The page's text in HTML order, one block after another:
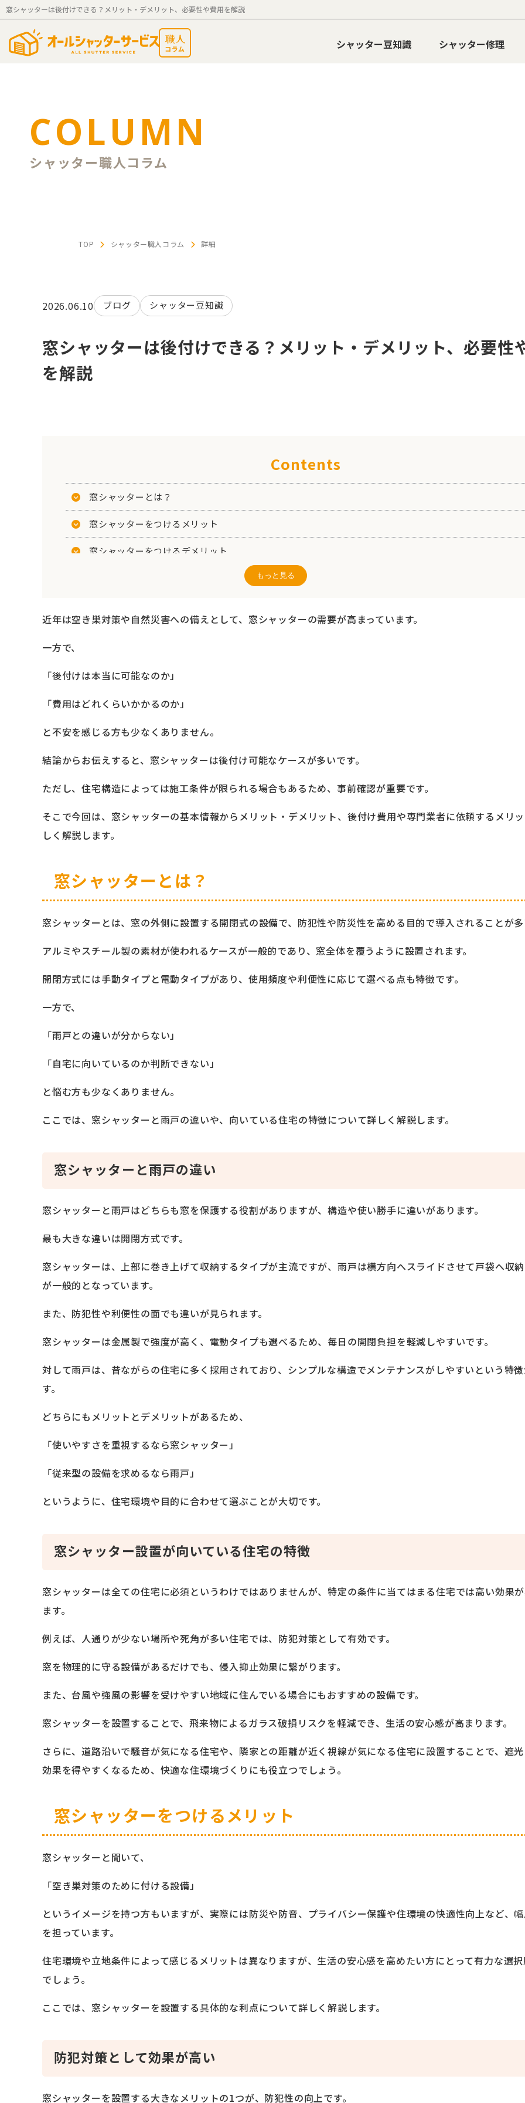
シャッター豆知識 シャッター修理
窓シャッターは後付けできる？メリット・デメリット、必要性や費用を解説
COLUMN
シャッター職人コラム
TOP シャッター職人コラム 詳細
2026.06.10 ブログ シャッター豆知識
窓シャッターは後付けできる？メリット・デメリット、必要性
を解説
Contents
窓シャッターとは？
窓シャッターをつけるメリット
窓シャッターをつけるデメリット
もっと見る
近年は空き巣対策や自然災害への備えとして、窓シャッターの需要が高まっています。
一方で、
「後付けは本当に可能なのか」
「費用はどれくらいかかるのか」
と不安を感じる方も少なくありません。
結論からお伝えすると、窓シャッターは後付け可能なケースが多いです。
ただし、住宅構造によっては施工条件が限られる場合もあるため、事前確認が重要です。
そこで今回は、窓シャッターの基本情報からメリット・デメリット、後付け費用や専門業者に依頼するメリ
しく解説します。
窓シャッターとは？
窓シャッターとは、窓の外側に設置する開閉式の設備で、防犯性や防災性を高める目的で導入されることが
アルミやスチール製の素材が使われるケースが一般的であり、窓全体を覆うように設置されます。
開閉方式には手動タイプと電動タイプがあり、使用頻度や利便性に応じて選べる点も特徴です。
一方で、
「雨戸との違いが分からない」
「自宅に向いているのか判断できない」
と悩む方も少なくありません。
ここでは、窓シャッターと雨戸の違いや、向いている住宅の特徴について詳しく解説します。
窓シャッターと雨戸の違い
窓シャッターと雨戸はどちらも窓を保護する役割がありますが、構造や使い勝手に違いがあります。
最も大きな違いは開閉方式です。
窓シャッターは、上部に巻き上げて収納するタイプが主流ですが、雨戸は横方向へスライドさせて戸袋へ収
が一般的となっています。
また、防犯性や利便性の面でも違いが見られます。
窓シャッターは金属製で強度が高く、電動タイプも選べるため、毎日の開閉負担を軽減しやすいです。
対して雨戸は、昔ながらの住宅に多く採用されており、シンプルな構造でメンテナンスがしやすいという特
す。
どちらにもメリットとデメリットがあるため、
「使いやすさを重視するなら窓シャッター」
「従来型の設備を求めるなら雨戸」
というように、住宅環境や目的に合わせて選ぶことが大切です。
窓シャッター設置が向いている住宅の特徴
窓シャッターは全ての住宅に必須というわけではありませんが、特定の条件に当てはまる住宅では高い効果
ます。
例えば、人通りが少ない場所や死角が多い住宅では、防犯対策として有効です。
窓を物理的に守る設備があるだけでも、侵入抑止効果に繋がります。
また、台風や強風の影響を受けやすい地域に住んでいる場合にもおすすめの設備です。
窓シャッターを設置することで、飛来物によるガラス破損リスクを軽減でき、生活の安心感が高まります。
さらに、道路沿いで騒音が気になる住宅や、隣家との距離が近く視線が気になる住宅に設置することで、遮
効果を得やすくなるため、快適な住環境づくりにも役立つでしょう。
窓シャッターをつけるメリット
窓シャッターと聞いて、
「空き巣対策のために付ける設備」
というイメージを持つ方もいますが、実際には防災や防音、プライバシー保護や住環境の快適性向上など、
を担っています。
住宅環境や立地条件によって感じるメリットは異なりますが、生活の安心感を高めたい方にとって有力な選
でしょう。
ここでは、窓シャッターを設置する具体的な利点について詳しく解説します。
防犯対策として効果が高い
窓シャッターを設置する大きなメリットの1つが、防犯性の向上です。